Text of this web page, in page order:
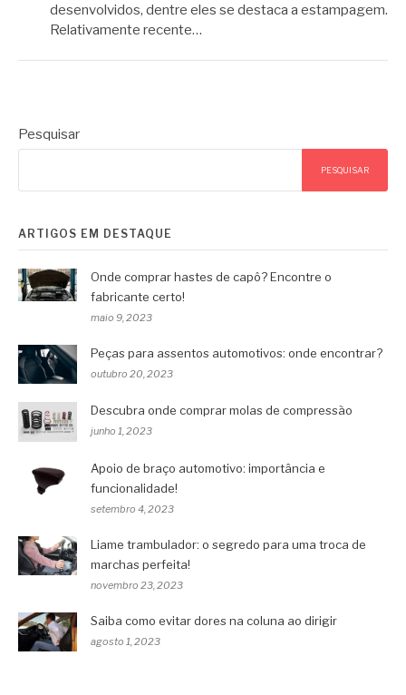
desenvolvidos, dentre eles se destaca a estampagem.
Relativamente recente…
Pesquisar
PESQUISAR
ARTIGOS EM DESTAQUE
Onde comprar hastes de capô? Encontre o
fabricante certo!
maio 9, 2023
Peças para assentos automotivos: onde encontrar?
outubro 20, 2023
Descubra onde comprar molas de compressão
junho 1, 2023
Apoio de braço automotivo: importância e
funcionalidade!
setembro 4, 2023
Liame trambulador: o segredo para uma troca de
marchas perfeita!
novembro 23, 2023
Saiba como evitar dores na coluna ao dirigir
agosto 1, 2023